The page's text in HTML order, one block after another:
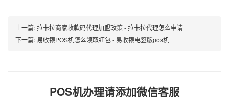
上一篇:拉卡拉商家收款码代理加盟政策 - 拉卡拉代理怎么申请
下一篇:易收银POS机怎么领取红包 - 易收银电签版pos机
POS机办理请添加微信客服